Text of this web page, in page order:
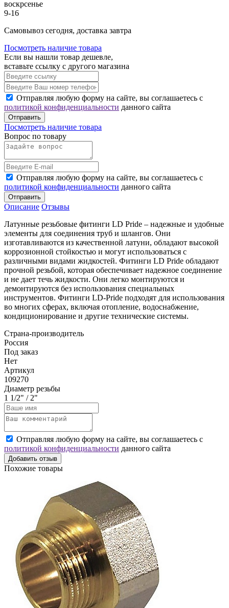
воскрсенье
9-16
Cамовывоз сегодня, доставка завтра
Посмотреть наличие товара
Если вы нашли товар дешевле,
вставьте ссылку с другого магазина
Отправляя любую форму на сайте, вы соглашаетесь с
политикой конфиденциальности данного сайта
Отправить
Посмотреть наличие товара
Вопрос по товару
Отправляя любую форму на сайте, вы соглашаетесь с
политикой конфиденциальности данного сайта
Отправить
Описание Отзывы
Латунные резьбовые фитинги LD Pride – надежные и удобные
элементы для соединения труб и шлангов. Они
изготавливаются из качественной латуни, обладают высокой
коррозионной стойкостью и могут использоваться с
различными видами жидкостей. Фитинги LD Pride обладают
прочной резьбой, которая обеспечивает надежное соединение
и не дает течь жидкости. Они легко монтируются и
демонтируются без использования специальных
инструментов. Фитинги LD-Pride подходят для использования
во многих сферах, включая отопление, водоснабжение,
кондиционирование и другие технические системы.
Страна-производитель
Россия
Под заказ
Нет
Артикул
109270
Диаметр резьбы
1 1/2" / 2"
Отправляя любую форму на сайте, вы соглашаетесь с
политикой конфиденциальности данного сайта
Добавить отзыв
Похожие товары